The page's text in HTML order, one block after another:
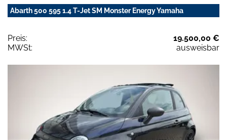
Abarth 500 595 1.4 T-Jet SM Monster Energy Yamaha
Preis:
19.500,00 €
MWSt:
ausweisbar